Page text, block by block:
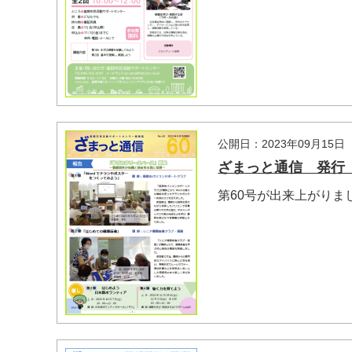
公開日：2023年09月15日
ざまっと通信 発行
第60号が出来上がりま